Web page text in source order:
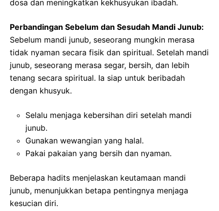
dosa dan meningkatkan kekhusyukan ibadah.
Perbandingan Sebelum dan Sesudah Mandi Junub:
Sebelum mandi junub, seseorang mungkin merasa
tidak nyaman secara fisik dan spiritual. Setelah mandi
junub, seseorang merasa segar, bersih, dan lebih
tenang secara spiritual. Ia siap untuk beribadah
dengan khusyuk.
Selalu menjaga kebersihan diri setelah mandi
junub.
Gunakan wewangian yang halal.
Pakai pakaian yang bersih dan nyaman.
Beberapa hadits menjelaskan keutamaan mandi
junub, menunjukkan betapa pentingnya menjaga
kesucian diri.